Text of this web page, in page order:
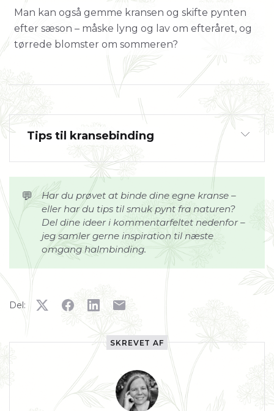
Man kan også gemme kransen og skifte pynten
efter sæson – måske lyng og lav om efteråret, og
tørrede blomster om sommeren?
Tips til kransebinding
💬
Har du prøvet at binde dine egne kranse –
eller har du tips til smuk pynt fra naturen?
Del dine ideer i kommentarfeltet nedenfor –
jeg samler gerne inspiration til næste
omgang halmbinding.
Del:
SKREVET AF